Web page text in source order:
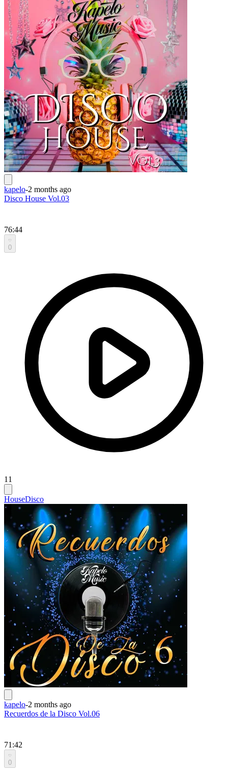
kapelo-2 months ago
Disco House Vol.03
76:44
0
11
HouseDisco
kapelo-2 months ago
Recuerdos de la Disco Vol.06
71:42
0